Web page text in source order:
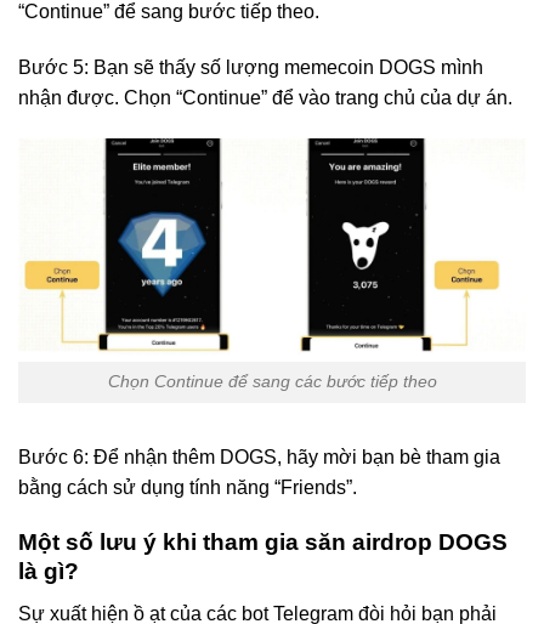
“Continue” để sang bước tiếp theo.
Bước 5: Bạn sẽ thấy số lượng memecoin DOGS mình
nhận được. Chọn “Continue” để vào trang chủ của dự án.
Chọn Continue để sang các bước tiếp theo
Bước 6: Để nhận thêm DOGS, hãy mời bạn bè tham gia
bằng cách sử dụng tính năng “Friends”.
Một số lưu ý khi tham gia săn airdrop DOGS
là gì?
Sự xuất hiện ồ ạt của các bot Telegram đòi hỏi bạn phải